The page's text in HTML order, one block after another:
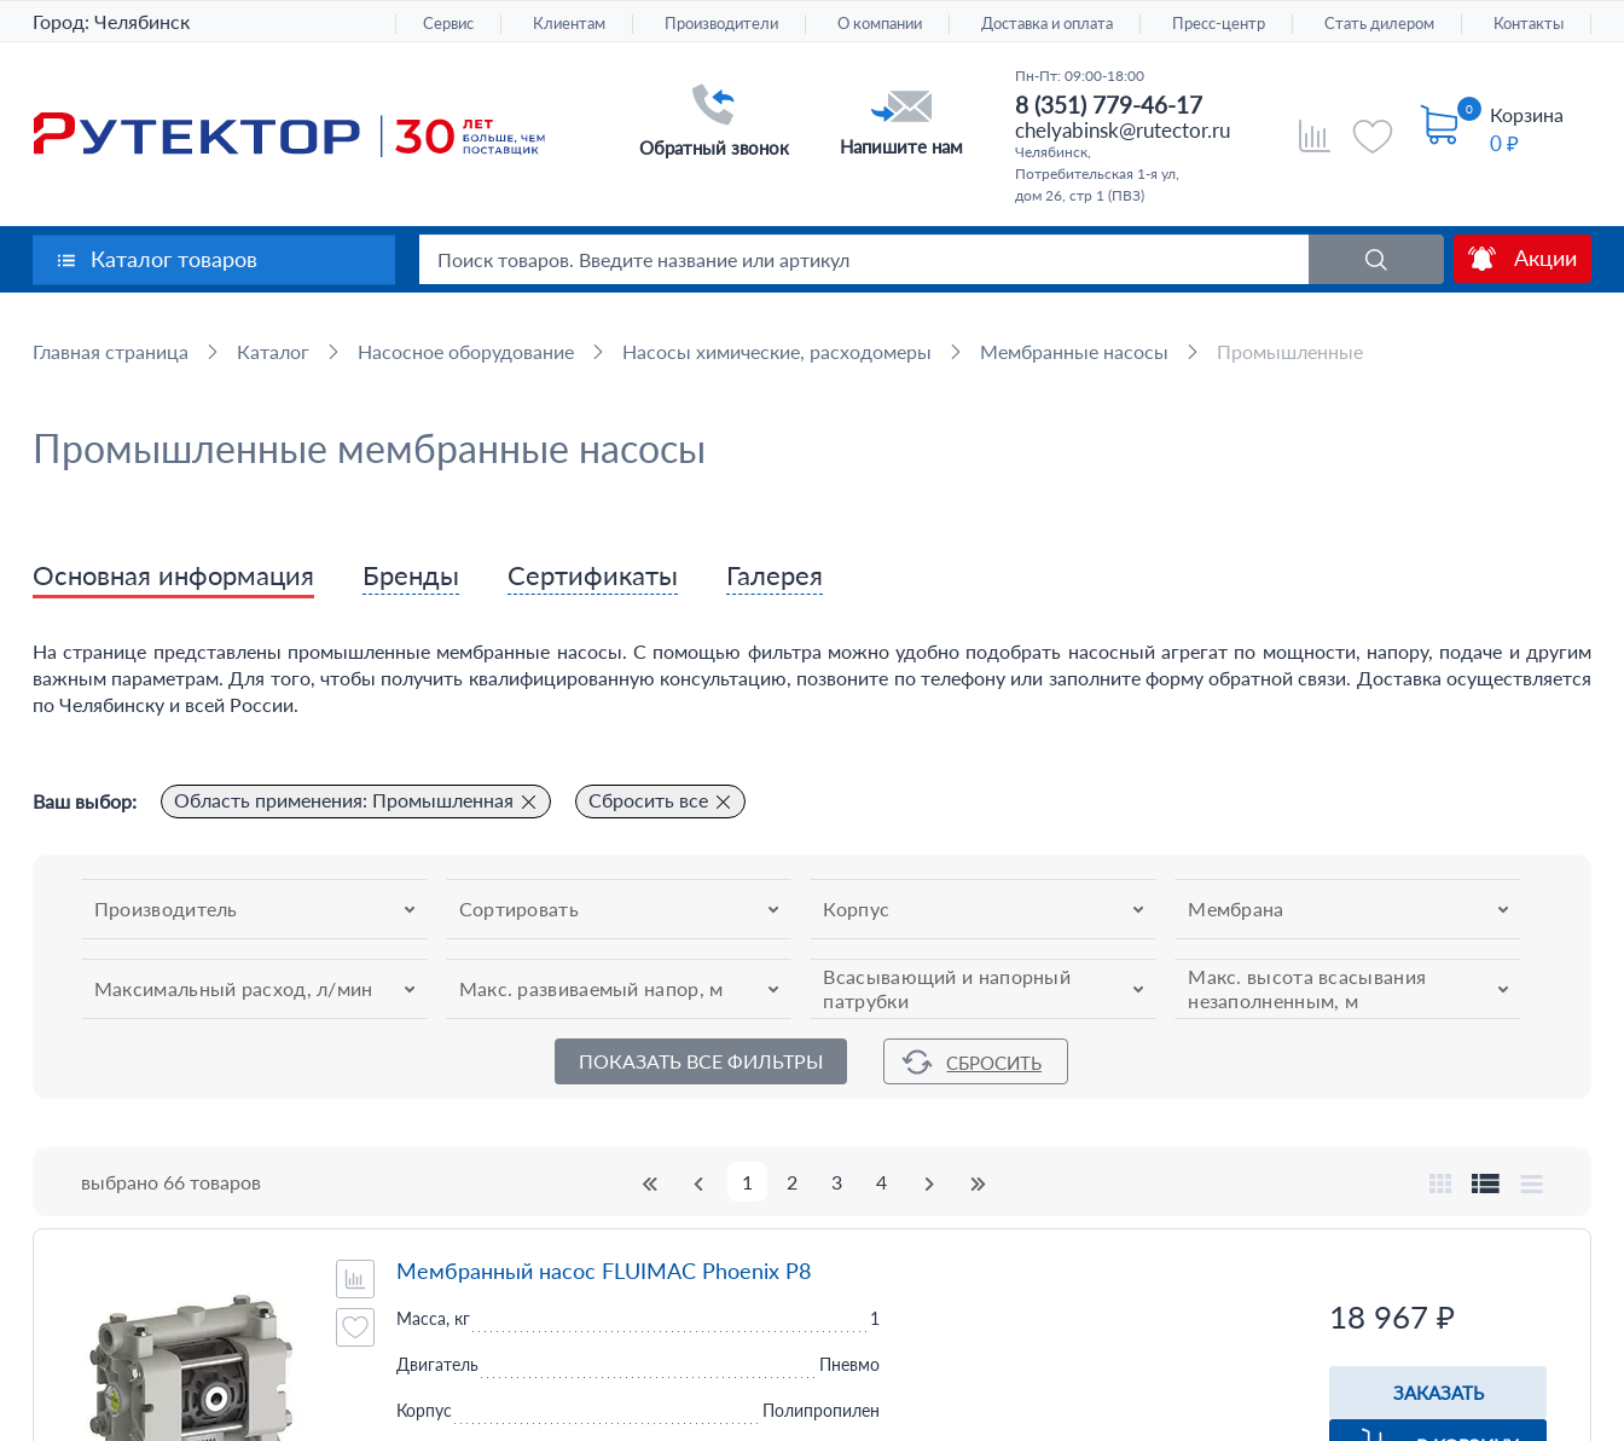
Город: Челябинск Сервис Клиентам Производители О компании Доставка и оплата Пресс-центр Стать дилером Контакты
0 Корзина
0 ₽
Обратный звонок Напишите нам
Пн-Пт: 09:00-18:00
8 (351) 779-46-17
chelyabinsk@rutector.ru
Челябинск,
Потребительская 1-я ул,
дом 26, стр 1 (ПВЗ)
Акции
Каталог товаров
Главная страница Каталог Насосное оборудование Насосы химические, расходомеры Мембранные насосы Промышленные
Промышленные мембранные насосы
Основная информация Бренды Сертификаты Галерея
На странице представлены промышленные мембранные насосы. С помощью фильтра можно удобно подобрать насосный агрегат по мощности, напору, подаче и другим
важным параметрам. Для того, чтобы получить квалифицированную консультацию, позвоните по телефону или заполните форму обратной связи. Доставка осуществляется
по Челябинску и всей России.
Ваш выбор: Область применения: Промышленная Сбросить все
Сортировать
Производитель Корпус Мембрана
Максимальный расход, л/мин Макс. развиваемый напор, м
Всасывающий и напорный
патрубки
Макс. высота всасывания
незаполненным, м
ПОКАЗАТЬ ВСЕ ФИЛЬТРЫ
выбрано 66 товаров 1 2 3 4
18 967 ₽
ЗАКАЗАТЬ
Мембранный насос FLUIMAC Phoenix P8
Масса, кг 1
Двигатель Пневмо
Корпус Полипропилен